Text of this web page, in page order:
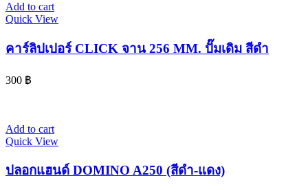
Add to cart
Quick View
คาร์ลิปเปอร์ CLICK จาน 256 MM. ปั๊มเดิม สีดำ
300 ฿
Add to cart
Quick View
ปลอกแฮนด์ DOMINO A250 (สีดำ-แดง)